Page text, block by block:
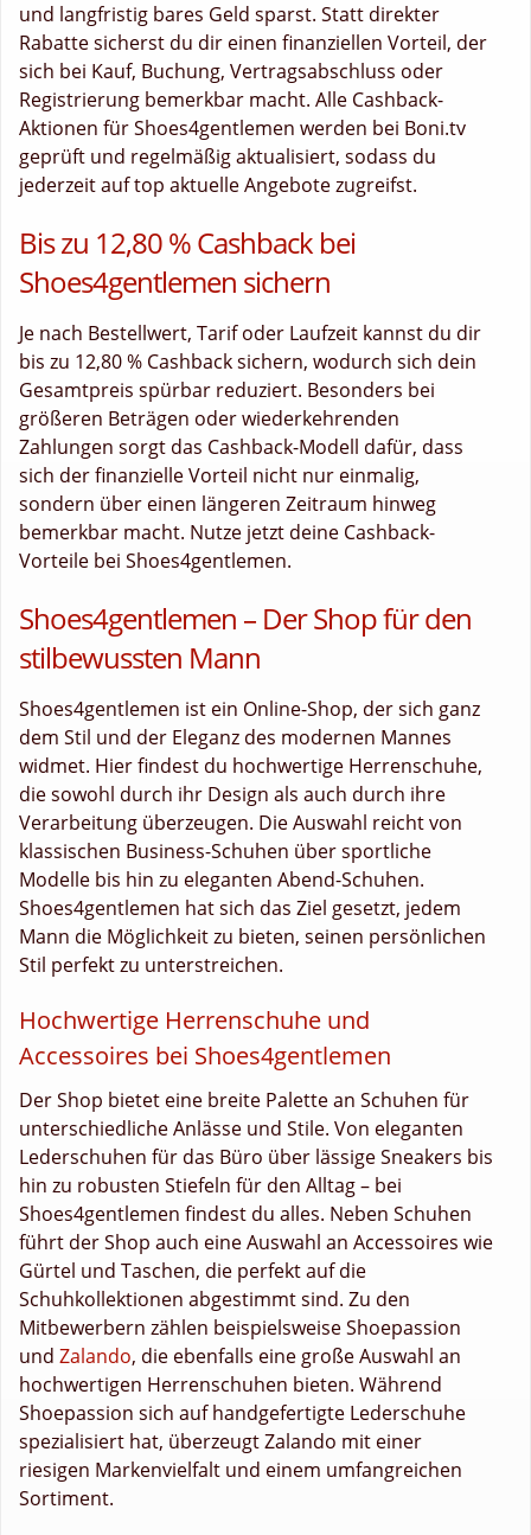
und langfristig bares Geld sparst. Statt direkter
Rabatte sicherst du dir einen finanziellen Vorteil, der
sich bei Kauf, Buchung, Vertragsabschluss oder
Registrierung bemerkbar macht. Alle Cashback-
Aktionen für Shoes4gentlemen werden bei Boni.tv
geprüft und regelmäßig aktualisiert, sodass du
jederzeit auf top aktuelle Angebote zugreifst.
Bis zu 12,80 % Cashback bei
Shoes4gentlemen sichern
Je nach Bestellwert, Tarif oder Laufzeit kannst du dir
bis zu 12,80 % Cashback sichern, wodurch sich dein
Gesamtpreis spürbar reduziert. Besonders bei
größeren Beträgen oder wiederkehrenden
Zahlungen sorgt das Cashback-Modell dafür, dass
sich der finanzielle Vorteil nicht nur einmalig,
sondern über einen längeren Zeitraum hinweg
bemerkbar macht. Nutze jetzt deine Cashback-
Vorteile bei Shoes4gentlemen.
Shoes4gentlemen – Der Shop für den
stilbewussten Mann
Shoes4gentlemen ist ein Online-Shop, der sich ganz
dem Stil und der Eleganz des modernen Mannes
widmet. Hier findest du hochwertige Herrenschuhe,
die sowohl durch ihr Design als auch durch ihre
Verarbeitung überzeugen. Die Auswahl reicht von
klassischen Business-Schuhen über sportliche
Modelle bis hin zu eleganten Abend-Schuhen.
Shoes4gentlemen hat sich das Ziel gesetzt, jedem
Mann die Möglichkeit zu bieten, seinen persönlichen
Stil perfekt zu unterstreichen.
Hochwertige Herrenschuhe und
Accessoires bei Shoes4gentlemen
Der Shop bietet eine breite Palette an Schuhen für
unterschiedliche Anlässe und Stile. Von eleganten
Lederschuhen für das Büro über lässige Sneakers bis
hin zu robusten Stiefeln für den Alltag – bei
Shoes4gentlemen findest du alles. Neben Schuhen
führt der Shop auch eine Auswahl an Accessoires wie
Gürtel und Taschen, die perfekt auf die
Schuhkollektionen abgestimmt sind. Zu den
Mitbewerbern zählen beispielsweise Shoepassion
und Zalando, die ebenfalls eine große Auswahl an
hochwertigen Herrenschuhen bieten. Während
Shoepassion sich auf handgefertigte Lederschuhe
spezialisiert hat, überzeugt Zalando mit einer
riesigen Markenvielfalt und einem umfangreichen
Sortiment.